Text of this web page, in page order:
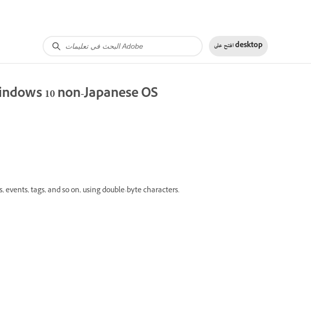
افتح علىdesktop
10 non-Japanese OS
tags, and so on, using double-byte characters.